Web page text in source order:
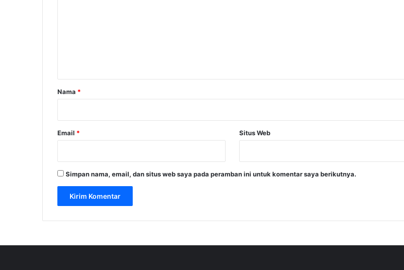
r
Nama *
Email * Situs Web
Simpan nama, email, dan situs web saya pada peramban ini untuk komentar saya berikutnya.